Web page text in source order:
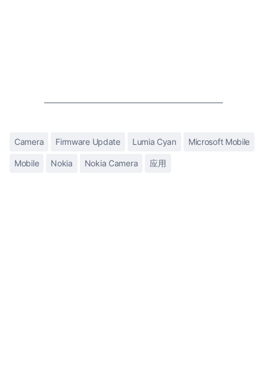
Camera Firmware Update Lumia Cyan Microsoft Mobile
Mobile Nokia Nokia Camera 应用